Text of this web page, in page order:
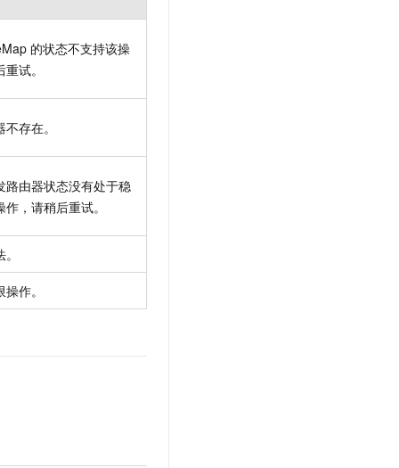
的状态不支持该操
试。
存在。
路由器状态没有处于稳
，请稍后重试。
作。